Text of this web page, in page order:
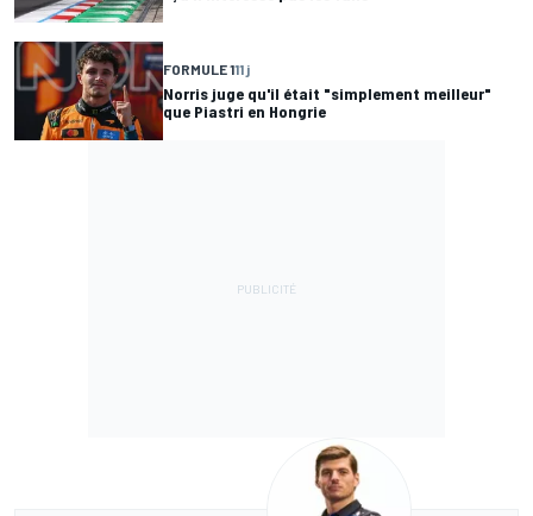
FORMULE 111 j
Norris juge qu'il était "simplement meilleur"
que Piastri en Hongrie